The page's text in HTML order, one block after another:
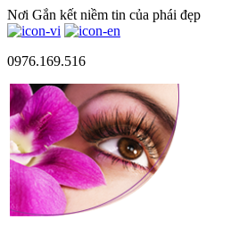
Nơi Gắn kết niềm tin của phái đẹp
0976.169.516